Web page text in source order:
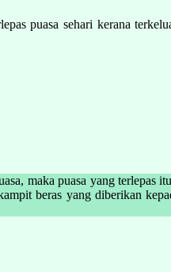
puasa sehari kerana
maka puasa yang terlepas
beras yang diberikan